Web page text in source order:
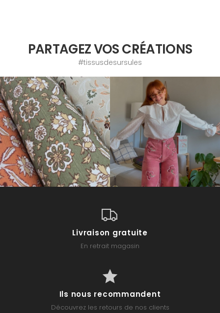
PARTAGEZ VOS CRÉATIONS
#tissusdesursules
Livraison gratuite
En retrait magasin
Ils nous recommandent
Découvrez les retours de nos clients